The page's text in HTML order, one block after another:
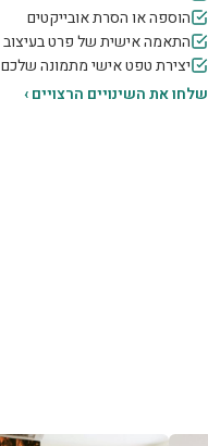
הוספה או הסרת אובייקטים
התאמה אישית של פרט בעיצוב
יצירת טפט אישי מתמונה שלכם
שלחו את השינויים הרצויים ›